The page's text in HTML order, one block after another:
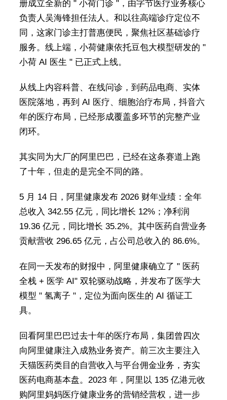
册成立全新的 " 小荷门诊 "，由字节医疗业务核心
负责人吴海锋担任法人。和以往高端诊疗定位不
同，这家门诊主打普惠便民，聚焦社区基础诊疗
服务。线上端，小荷健康依托豆包大模型研发的 "
小荷 AI 医生 " 已正式上线。
从线上内容科普、在线问诊，到药品电商、实体
医院落地，再到 AI 医疗、细胞治疗布局，抖音六
年的医疗布局，已经形成覆盖多环节的完整产业
闭环。
其实同为大厂的阿里巴巴，已经在这条赛道上跑
了十年，但走的是完全不同的路。
5 月 14 日，阿里健康发布 2026 财年业绩：全年
总收入 342.55 亿元，同比增长 12%；净利润
19.36 亿元，同比增长 35.2%。其中医药自营业务
贡献营收 296.65 亿元，占公司总收入的 86.6%。
在同一天发布的财报中，阿里健康确立了 " 医药
全栈 + 医学 AI" 双轮驱动战略，并发布了医学大
模型 " 氢离子 "，定位为面向医生的 AI 循证工
具。
回看阿里巴巴过去十年的医疗布局，集团曾四次
向阿里健康注入成熟业务资产。前三次主要注入
天猫医药类目的自营收入与平台佣金业务，夯实
医药电商基本盘。2023 年，阿里以 135 亿港元收
购阿里妈妈医疗健康业务的营销经营权，进一步